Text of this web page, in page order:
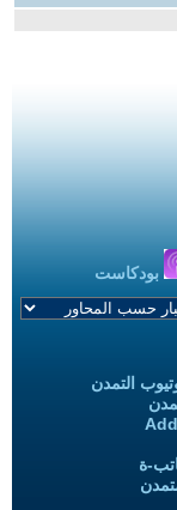
بودكاست
التمدن
ة